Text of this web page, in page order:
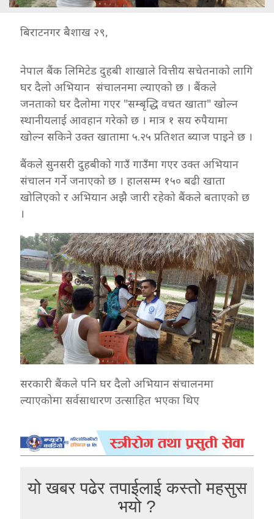
बिराटनगर बैशाख २९,
नेपाल बैंक लिमिटेड दुहबी शाखाले वित्तीय सचेतनाको लागि
घर दैलो अभियान संचालनमा ल्याएको छ । बैंकले
जनताको घर दैलोमा गएर "सम्बृद्धि वचत खाता" खोल्न
स्थानीयलाई आवहान गरेको छ । मात्र १ सय रुपैयामा
खोल्न सकिने उक्त खातामा ५.२५ प्रतिशत ब्याज पाइने छ ।
बैंकले सुनसरी दुहबीको गाउँ गाउँमा गएर उक्त अभियान
संचालन गर्ने जनाएको छ । हालसम्म १५० बढी खाता
खोलिएको र अभियान अझै जारी रहेको बैंकले बताएको छ
।
सरकारी बैंकले पनि घर दैलो अभियान संचालनमा
ल्याएकोमा सर्वसाधारण उत्साहित भएका थिए
यो खबर पढेर तपाईलाई कस्तो महसुस
भयो ?